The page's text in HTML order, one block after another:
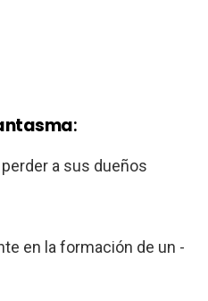
:
a sus dueños
en la formación de un -